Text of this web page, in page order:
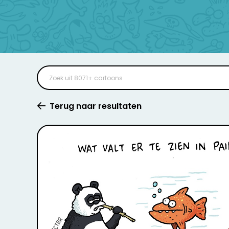
Terug naar resultaten